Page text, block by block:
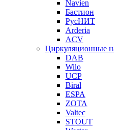
Navien
Бастион
РусНИТ
Arderia
ACV
Циркуляционные
DAB
Wilo
UCP
Biral
ESPA
ZOTA
Valtec
STOUT